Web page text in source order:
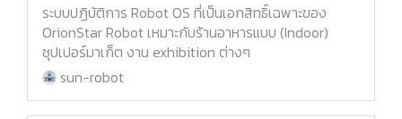
ระบบปฏิบัติการ Robot OS ที่เป็นเอกสิทธิ์เฉพาะของ
OrionStar Robot เหมาะกับร้านอาหารแบบ (Indoor)
ซุปเปอร์มาเก็ต งาน exhibition ต่างๆ
sun-robot